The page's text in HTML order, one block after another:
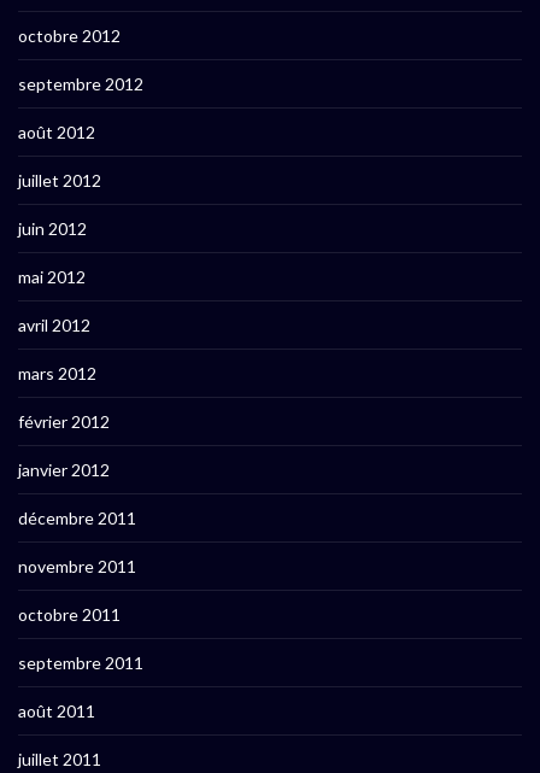
octobre 2012
septembre 2012
août 2012
juillet 2012
juin 2012
mai 2012
avril 2012
mars 2012
février 2012
janvier 2012
décembre 2011
novembre 2011
octobre 2011
septembre 2011
août 2011
juillet 2011